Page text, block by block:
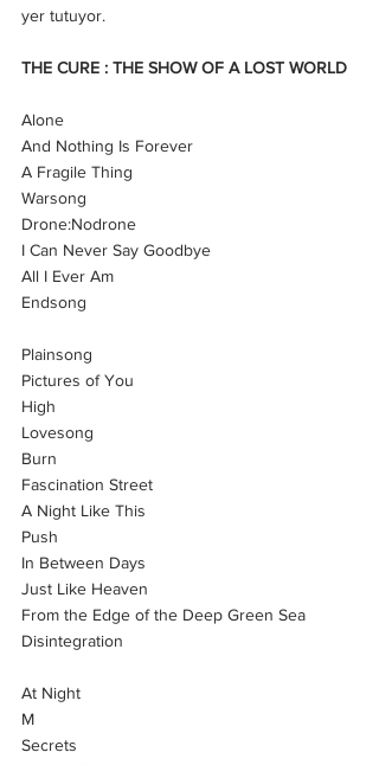
yer tutuyor.
THE CURE : THE SHOW OF A LOST WORLD
Alone
And Nothing Is Forever
A Fragile Thing
Warsong
Drone:Nodrone
I Can Never Say Goodbye
All I Ever Am
Endsong
Plainsong
Pictures of You
High
Lovesong
Burn
Fascination Street
A Night Like This
Push
In Between Days
Just Like Heaven
From the Edge of the Deep Green Sea
Disintegration
At Night
M
Secrets